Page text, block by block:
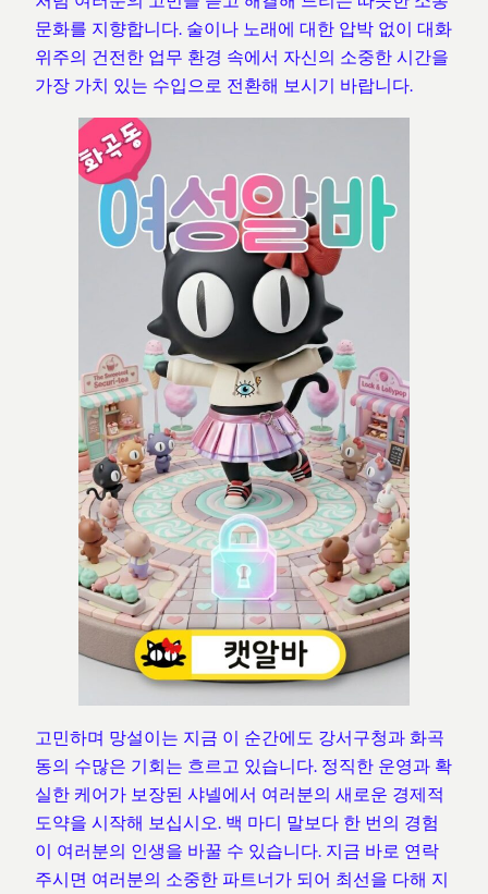
문화를 지향합니다. 술이나 노래에 대한 압박 없이 대화
위주의 건전한 업무 환경 속에서 자신의 소중한 시간을
가장 가치 있는 수입으로 전환해 보시기 바랍니다.
고민하며 망설이는 지금 이 순간에도 강서구청과 화곡
동의 수많은 기회는 흐르고 있습니다. 정직한 운영과 확
실한 케어가 보장된 샤넬에서 여러분의 새로운 경제적
도약을 시작해 보십시오. 백 마디 말보다 한 번의 경험
이 여러분의 인생을 바꿀 수 있습니다. 지금 바로 연락
주시면 여러분의 소중한 파트너가 되어 최선을 다해 지